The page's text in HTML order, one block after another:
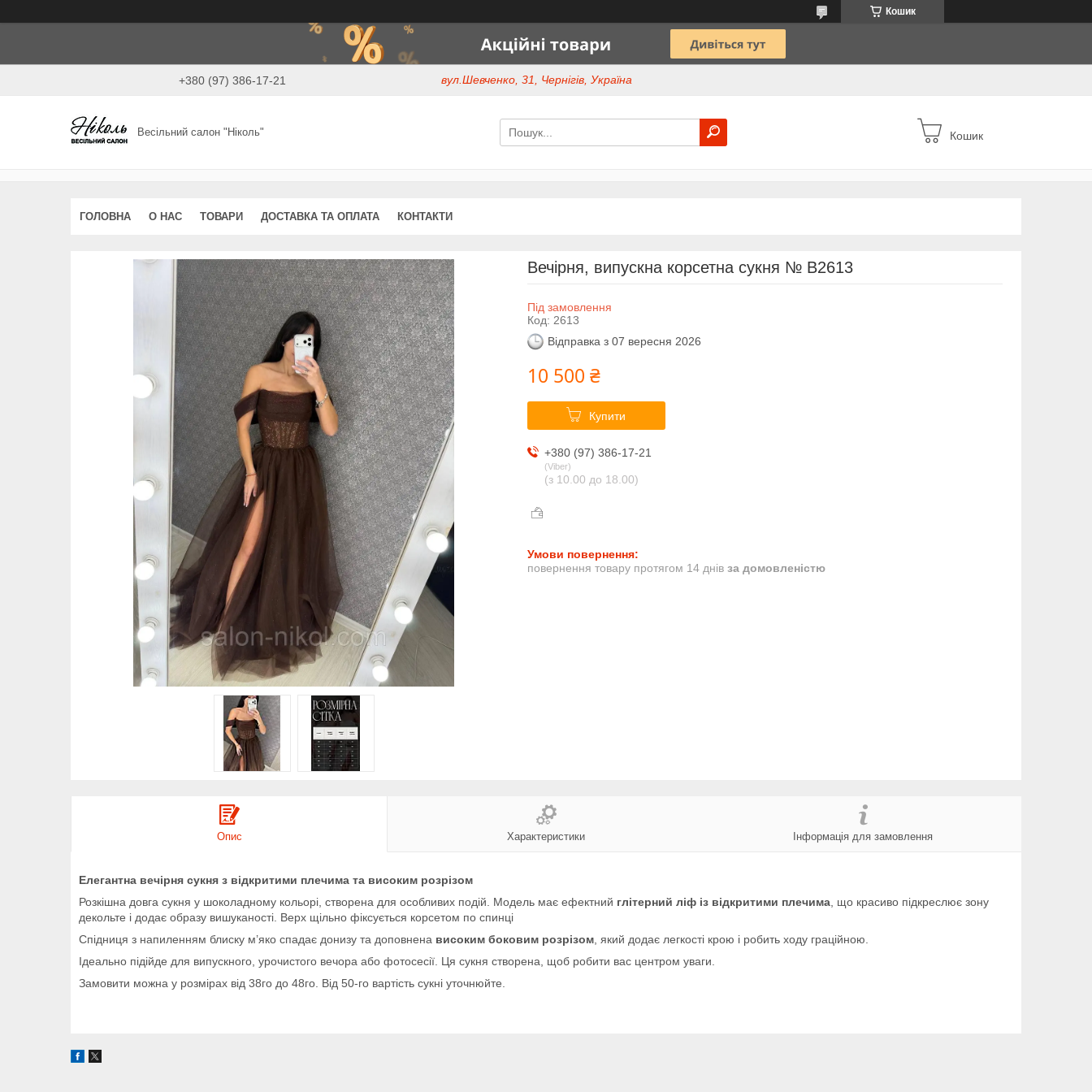
Кошик
+380 (97) 386-17-21 вул.Шевченко, 31, Чернігів, Україна
Весільний салон "Ніколь" Кошик
ГОЛОВНА О НАС ТОВАРИ ДОСТАВКА ТА ОПЛАТА КОНТАКТИ
Вечірня, випускна корсетна сукня № В2613
Під замовлення
Код: 2613
Відправка з 07 вересня 2026
10 500 ₴
Купити
+380 (97) 386-17-21
Viber
(з 10.00 до 18.00)
повернення товару протягом 14 днів за домовленістю
Опис Характеристики Інформація для замовлення
Елегантна вечірня сукня з відкритими плечима та високим розрізом
Розкішна довга сукня у шоколадному кольорі, створена для особливих подій. Модель має ефектний глітерний ліф із відкритими плечима , що красиво підкреслює зону
декольте і додає образу вишуканості. Верх щільно фіксується корсетом по спинці
Спідниця з напиленням блиску м’яко спадає донизу та доповнена високим боковим розрізом , який додає легкості крою і робить ходу граційною.
Ідеально підійде для випускного, урочистого вечора або фотосесії. Ця сукня створена, щоб робити вас центром уваги.
Замовити можна у розмірах від 38го до 48го. Від 50-го вартість сукні уточнюйте.